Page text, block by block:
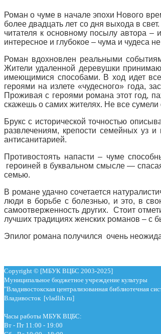
Роман о чуме в начале эпохи Нового
более двадцать лет со дня выхода в
читателя к основному посылу автора
интересное и глубокое – чума и чудеса
Роман вдохновлен реальными
Жители удаленной деревушки
имеющимися способами. В ход идет
героями на излете «чудесного» года,
Проживая с героями романа этот год,
скажешь о самих жителях. Не все
Брукс с исторической точностью
развлечениям, крепости семейных уз
антисанитарией.
Противостоять напасти – чуме
героиней в буквальном смысле —
семью.
В романе удачно сочетается
люди в борьбе с болезнью, и это, в
самоотверженность других. Стоит
лучших традициях женских романов – с
Эпилог романа получился очень
Copyright © [МБУК ВЦБС 2003-2025]
Муниципальное бюджетное учреждение культуры
"Владивостокская централизованная библиотечная
Владивосток [vladlib.ru]
Часы работы МБУК ВЦБС:
Вт - Пт 11:00 - 19:00